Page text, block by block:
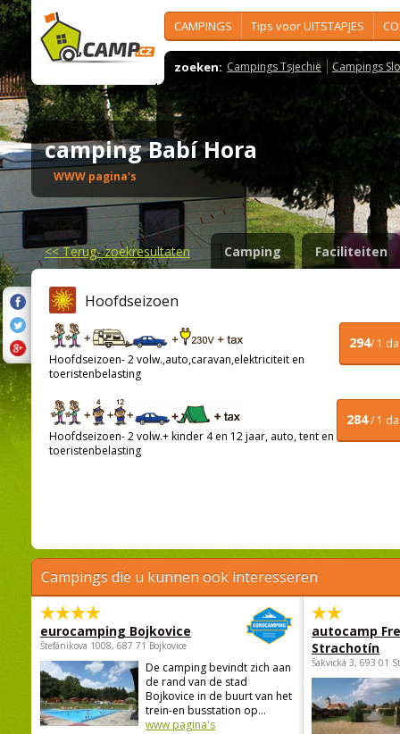
CAMPINGS Tips voor UITSTAPJES
zoeken: Campings Tsjechië Campings
camping Babí Hora
WWW pagina's
<<Terug- zoekresultaten Camping Faciliteiten
Hoofdseizoen
294/ 1
Hoofdseizoen- 2 volw.,auto,caravan,elektriciteit en
toeristenbelasting
284/ 1
Hoofdseizoen- 2 volw.+ kinder 4 en 12 jaar, auto, tent en
toeristenbelasting
Campings die u kunnen ook interesseren
eurocamping Bojkovice
Štefánikova 1008, 687 71 Bojkovice
De camping bevindt zich aan
de rand van de stad
Bojkovice in de buurt van het
trein-en busstation op...
www pagina's
autocamp
Strachotín
Šakvická 3, 693 01